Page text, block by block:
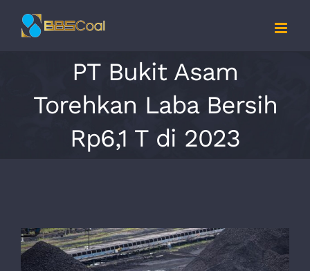
PT Bukit Asam
Torehkan Laba Bersih
Rp6,1 T di 2023
View
Larger